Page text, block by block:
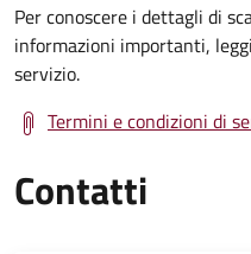
Per conoscere i dettagli di
informazioni importanti,
servizio.
Termini e condizioni di
Contatti